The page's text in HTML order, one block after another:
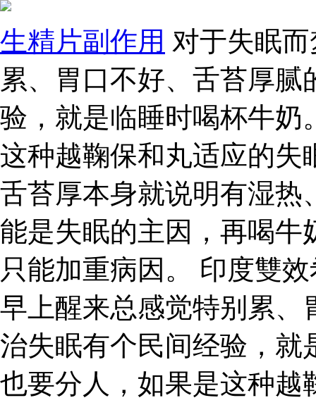
生精片副作用 对于失眠
累、胃口不好、舌苔厚
验，就是临睡时喝杯牛奶
这种越鞠保和丸适应的失
舌苔厚本身就说明有湿热
能是失眠的主因，再喝牛
只能加重病因。 印度雙
早上醒来总感觉特别累、
治失眠有个民间经验，就
也要分人，如果是这种越